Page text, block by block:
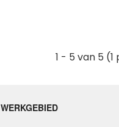
1 - 5 van 5
WERKGEBIED